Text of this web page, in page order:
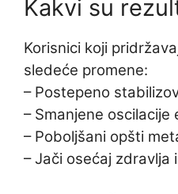
Kakvi su
Korisnici koji
sledeće promene:
– Postepeno
– Smanjene oscilacije
– Poboljšani opšti
– Jači osećaj zdravlja